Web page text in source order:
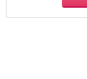
柏
高田馬場駅